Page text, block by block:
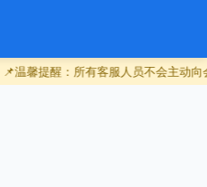
📌温馨提醒：所有客服人员不会主动向